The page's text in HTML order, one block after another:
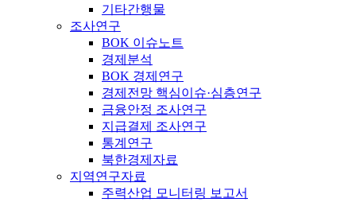
기타간행물
조사연구
BOK 이슈노트
경제분석
BOK 경제연구
경제전망 핵심이슈·심층연구
금융안정 조사연구
지급결제 조사연구
통계연구
북한경제자료
지역연구자료
주력산업 모니터링 보고서